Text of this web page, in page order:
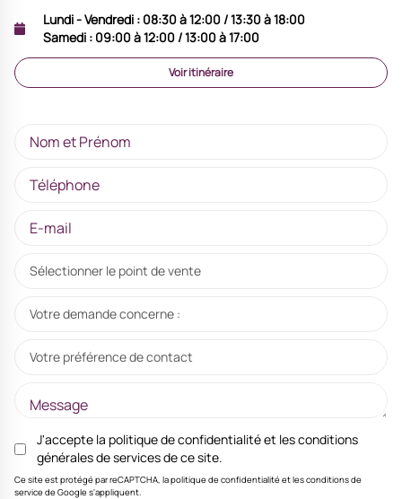
Lundi - Vendredi : 08:30 à 12:00 / 13:30 à 18:00
Samedi : 09:00 à 12:00 / 13:00 à 17:00
Voir itinéraire
Sélectionner le point de vente
Votre demande concerne :
Votre préférence de contact
J'accepte la politique de confidentialitéet lesconditions
générales de servicesde ce site.
Ce site est protégé par reCAPTCHA, la politique de confidentialité et les conditions de
service de Google s'appliquent.